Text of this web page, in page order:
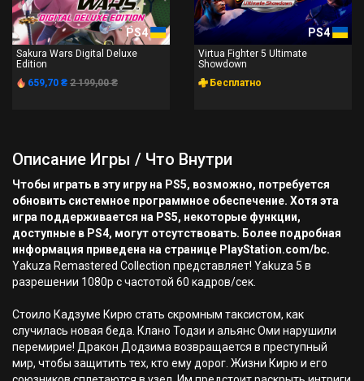
PS4
Sakura Wars Digital Deluxe
Edition
659,70 ₴ 2 199,00 ₴
PS4
Virtua Fighter 5 Ultimate
Showdown
Бесплатно
Описание Игры / Что Внутри
Чтобы играть в эту игру на PS5, возможно, потребуется
обновить системное программное обеспечение. Хотя эта
игра поддерживается на PS5, некоторые функции,
доступные в PS4, могут отсутствовать. Более подробная
информация приведена на странице PlayStation.com/bc.
Yakuza Remastered Collection представляет! Yakuza 5 в
разрешении 1080p с частотой 60 кадров/сек.
Стоило Кадзуме Кирю стать скромным таксистом, как
случилась новая беда. Клано Тодзи и альянс Оми нарушили
перемирие! Дракон Додзима возвращается в преступный
мир, чтобы защитить тех, кто ему дорог. Жизни Кирю и его